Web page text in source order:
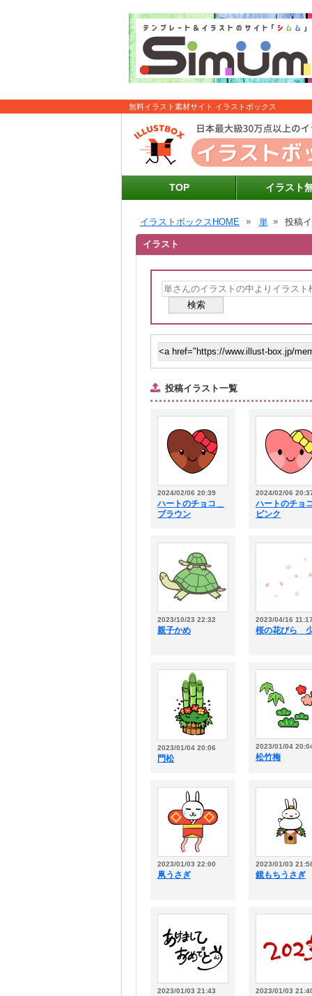
無料イラスト素材サイト イラストボックス
TOP イラスト
イラストボックスHOME 単 投稿
イラスト
投稿イラスト一覧
2024/02/06 20:39
ハートのチョコ＿
ブラウン
2024/02/06
ハートのチョ
ピンク
2023/10/23 22:32
親子かめ
2023/04/16
桜の花びら
2023/01/04 20:06
門松
2023/01/04
松竹梅
2023/01/03 22:00
凧うさぎ
2023/01/03
鏡もちうさぎ
2023/01/03 21:43 2023/01/03